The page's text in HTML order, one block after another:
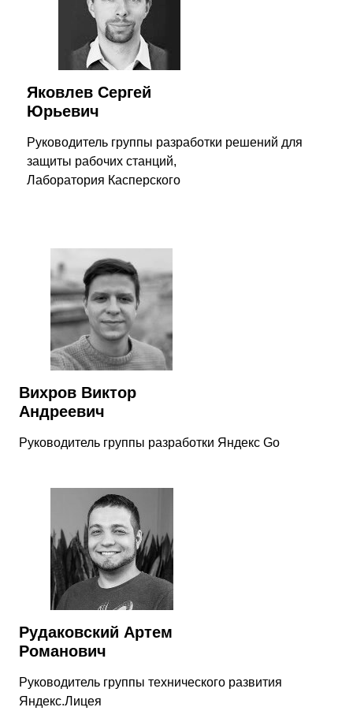
Яковлев Сергей
Юрьевич
Руководитель группы разработки решений для
защиты рабочих станций,
Лаборатория Касперского
Вихров Виктор
Андреевич
Руководитель группы разработки Яндекс Go
Рудаковский Артем
Романович
Руководитель группы технического развития
Яндекс.Лицея